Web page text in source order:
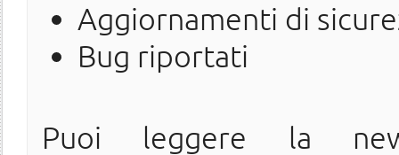
Aggiornamenti di
Bug riportati
Puoi leggere la